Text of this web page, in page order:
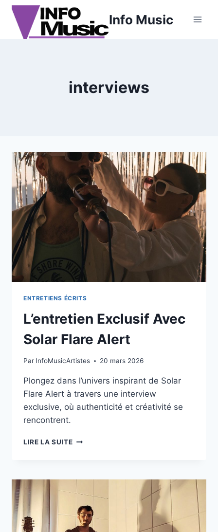
Aller
contenu
Info Music
interviews
ENTRETIENS ÉCRITS
L’entretien Exclusif Avec
Solar Flare Alert
Par InfoMusicArtistes 20 mars 2026
Plongez dans l’univers inspirant de Solar
Flare Alert à travers une interview
exclusive, où authenticité et créativité se
rencontrent.
LIRE LA SUITEL’ENTRETIEN
FLARE
ALERT